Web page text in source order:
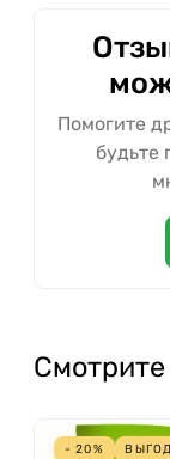
Помогите
будьте
- 20%